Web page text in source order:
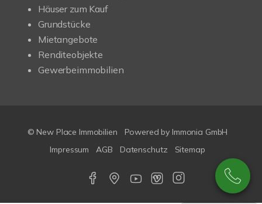
Häuser zum Kauf
Grundstücke
Mietangebote
Renditeobjekte
Gewerbeimmobilien
© New Place Immobilien
Powered by Immonia GmbH
Impressum
AGB Datenschutz Sitemap